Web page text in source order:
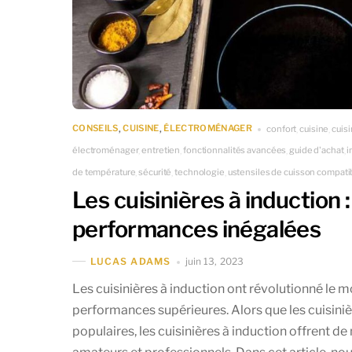
CONSEILS, CUISINE, ÉLECTROMÉNAGER confort cuisine
électroménager,entretien,fonctionnalités avancées, guide d'achat,
de température sécurité technologie ustensiles de cuisson
Les cuisinières à induction
performances inégalées
LUCAS ADAMS juin 13, 2023
Les cuisinières à induction ont révolutionné le
performances supérieures. Alors que les
populaires, les cuisinières à induction offrent